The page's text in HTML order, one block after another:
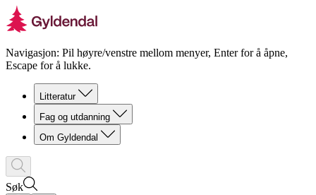
Navigasjon: Pil høyre/venstre mellom menyer, Enter for å åpne,
Escape for å lukke.
Litteratur
Fag og utdanning
Om Gyldendal
Søk